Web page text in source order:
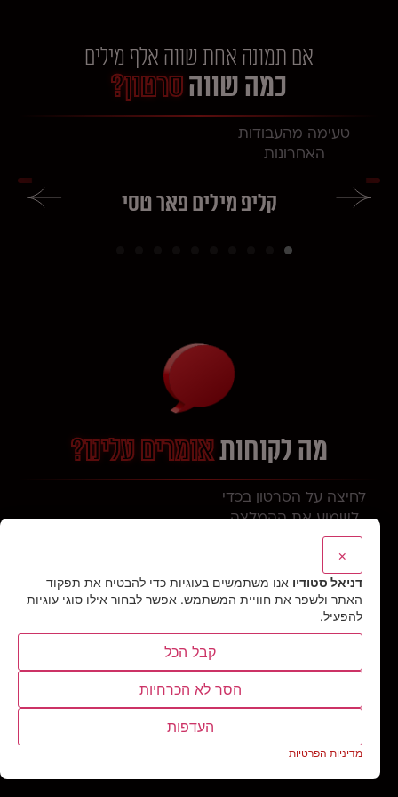
אם תמונה אחת שווה אלף מילים
כמה שווהסרטון?
טעימה מהעבודות
האחרונות
קליפ מילים פאר טסי
מה לקוחותאומרים עלינו?
לחיצה על הסרטון בכדי
לשמוע את ההמלצה
×
דניאל סטודיו אנו משתמשים בעוגיות כדי להבטיח את תפקוד
האתר ולשפר את חוויית המשתמש. אפשר לבחור אילו סוגי עוגיות
להפעיל.
קבל הכל
הסר לא הכרחיות
העדפות
מדיניות הפרטיות